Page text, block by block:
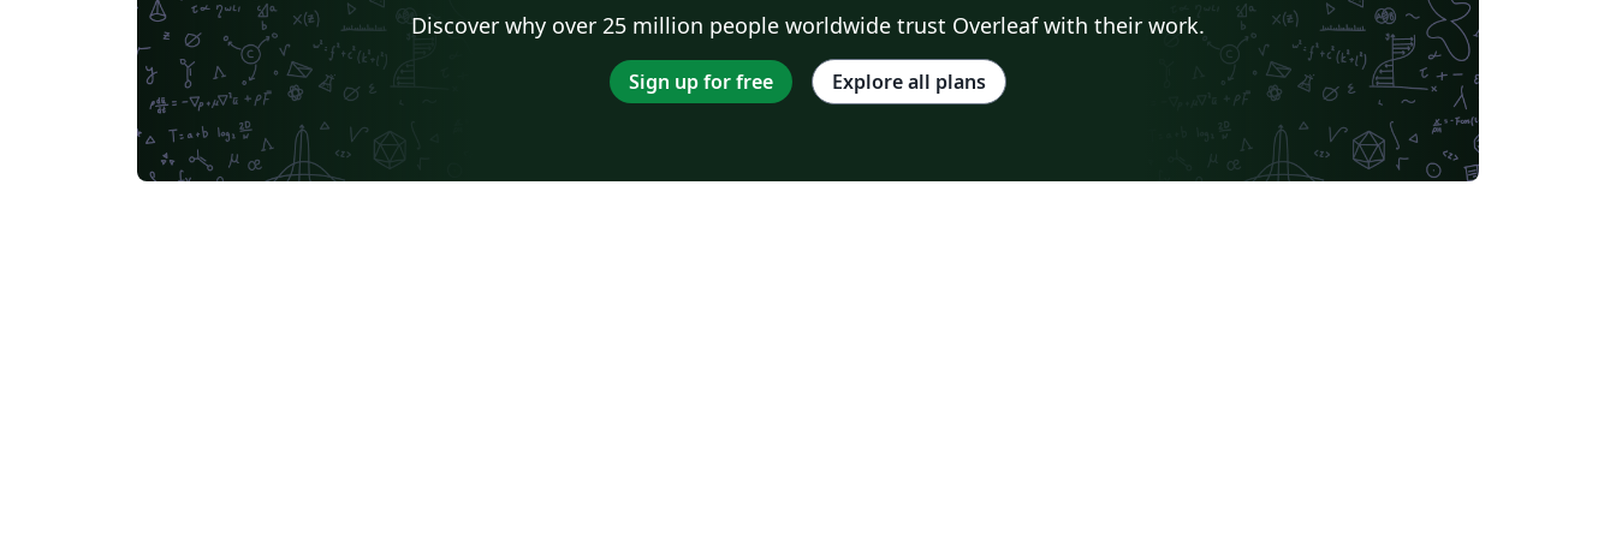
Discover why over 25 million people worldwide trust Overleaf with their work.
Sign up for free Explore all plans